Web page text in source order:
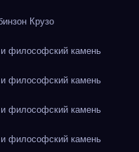
Крузо
философский камень
философский камень
философский камень
философский камень